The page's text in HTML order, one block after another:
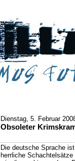
Dienstag, 5. Februar
Obsoleter
Die deutsche Sprache
herrliche